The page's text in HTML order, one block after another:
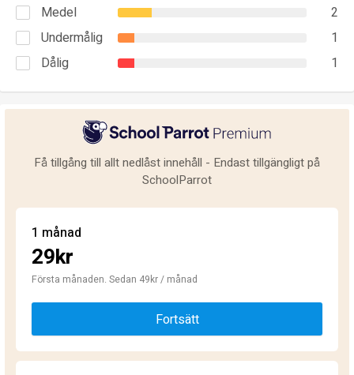
Medel
2
Undermålig
1
Dålig
1
Få tillgång till allt nedlåst innehåll - Endast tillgängligt på
SchoolParrot
1 månad
29kr
Första månaden. Sedan 49kr / månad
Fortsätt